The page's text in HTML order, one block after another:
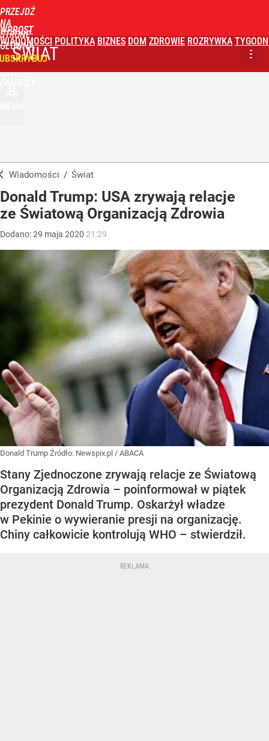
PRZEJDŹ
NA
STRONĘ
GŁÓWNĄ
WPROST
WIADOMOŚCI POLITYKA BIZNES DOM ZDROWIE ROZRYWKA
ŚWIAT
Wiadomości / Świat
Donald Trump: USA zrywają relacje
ze Światową Organizacją Zdrowia
Dodano:29 maja 2020 21:29
Donald Trump Źródło: Newspix.pl / ABACA
Stany Zjednoczone zrywają relacje ze Światową
Organizacją Zdrowia – poinformował w piątek
prezydent Donald Trump. Oskarżył władze
w Pekinie o wywieranie presji na organizację.
Chiny całkowicie kontrolują WHO – stwierdził.